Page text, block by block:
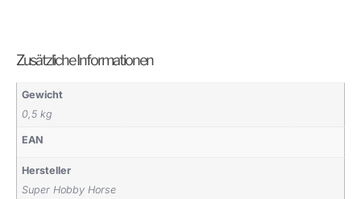
Zusätzliche Informationen
Gewicht
0,5 kg
EAN
Hersteller
Super Hobby Horse